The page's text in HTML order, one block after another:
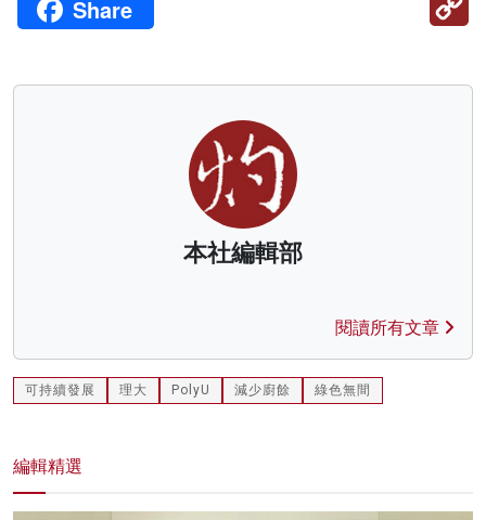
Share
本社編輯部
閱讀所有文章
可持續發展 理大 PolyU 減少廚餘 綠色無間
編輯精選